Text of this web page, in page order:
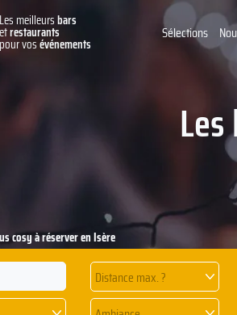
Les meilleursbars
etrestaurants
pour vosévénements
Sélections
Distance max. ?
cosy à réserver en Isère